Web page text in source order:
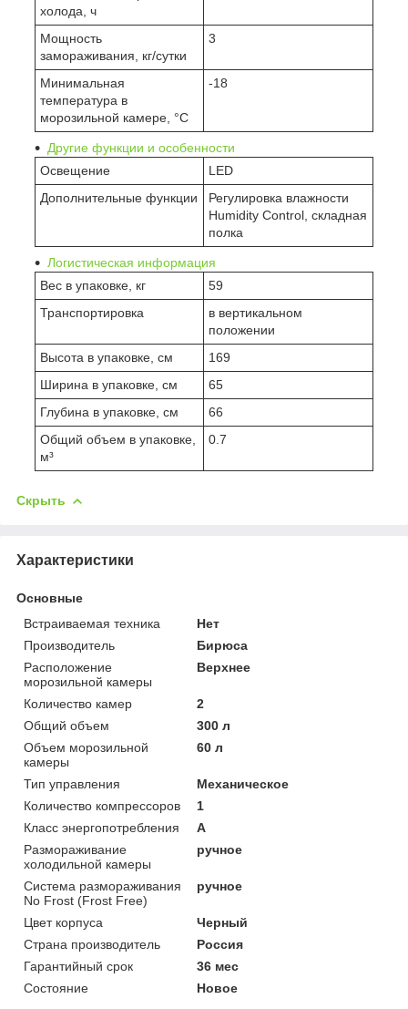
холода, ч
Мощность
замораживания, кг/сутки
3
Минимальная
температура в
морозильной камере, °C
-18
Другие функции и особенности
Освещение
LED
Дополнительные функции
Регулировка влажности
Humidity Control, складная
полка
Логистическая информация
Вес в упаковке, кг
59
Транспортировка
в вертикальном
положении
Высота в упаковке, см
169
Ширина в упаковке, см
65
Глубина в упаковке, см
66
Общий объем в упаковке,
м³
0.7
Скрыть
Характеристики
Основные
Встраиваемая техника
Нет
Производитель
Бирюса
Расположение
морозильной камеры
Верхнее
Количество камер
2
Общий объем
300 л
Объем морозильной
камеры
60 л
Тип управления
Механическое
Количество компрессоров
1
Класс энергопотребления
A
Размораживание
холодильной камеры
ручное
Система размораживания
No Frost (Frost Free)
ручное
Цвет корпуса
Черный
Страна производитель
Россия
Гарантийный срок
36 мес
Состояние
Новое